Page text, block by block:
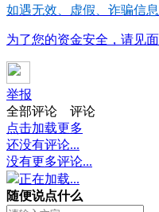
如遇无效、虚假、诈骗信
为了您的资金安全，请见
举报
全部评论
评论
点击加载更多
还没有评论...
没有更多评论...
正在加载...
随便说点什么